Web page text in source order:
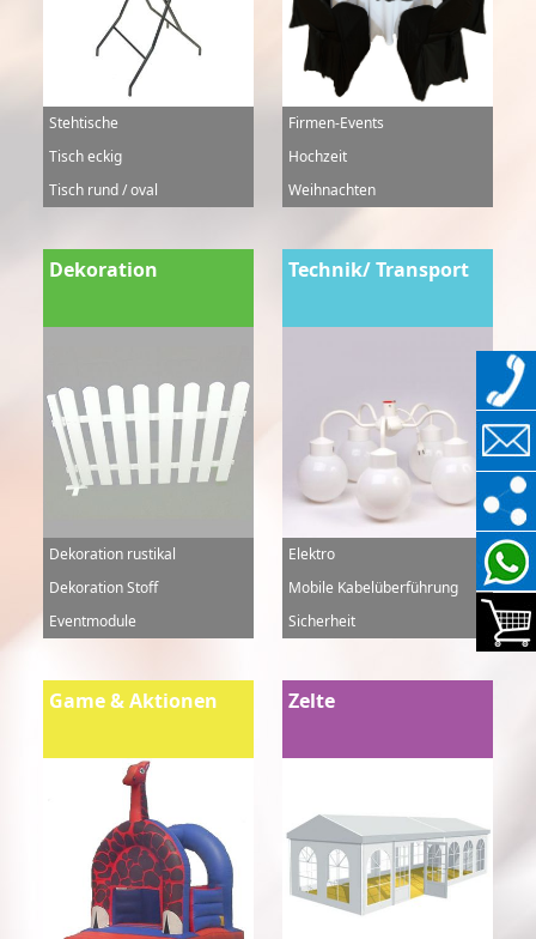
Stehtische
Tisch eckig
Tisch rund / oval
Firmen-Events
Hochzeit
Weihnachten
Dekoration
Dekoration rustikal
Dekoration Stoff
Eventmodule
Technik/ Transport
Elektro
Mobile Kabelüberführung
Sicherheit
Game & Aktionen Zelte